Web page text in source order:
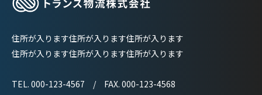
住所が入ります住所が入ります住所が入ります
住所が入ります住所が入ります住所が入ります
TEL. 000-123-4567 / FAX. 000-123-4568